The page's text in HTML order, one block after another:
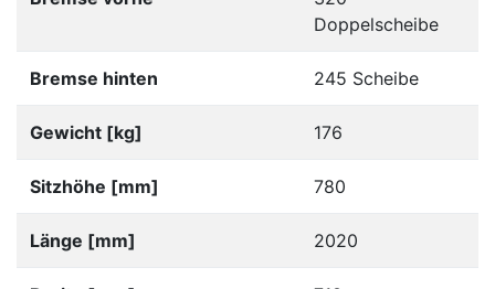
Doppelscheibe
Bremse hinten 245 Scheibe
Gewicht [kg] 176
Sitzhöhe [mm] 780
Länge [mm] 2020